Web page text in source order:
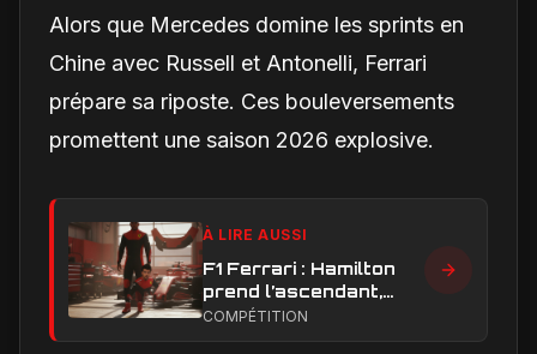
Alors que Mercedes domine les sprints en
Chine avec Russell et Antonelli, Ferrari
prépare sa riposte. Ces bouleversements
promettent une saison 2026 explosive.
À LIRE AUSSI
F1 Ferrari : Hamilton
prend l’ascendant,
Leclerc sous pression
COMPÉTITION